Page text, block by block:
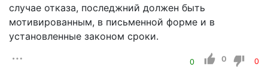
случае отказа, последжний должен быть
мотивированным, в письменной форме и в
установленные законом сроки.
0 0 0